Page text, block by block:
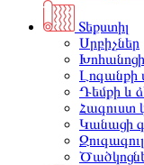
Տեքստիլ
Սրբիչներ
Խոհանոցի
Լոգանքի
Դեմքի և
Հագուստ
Կանացի